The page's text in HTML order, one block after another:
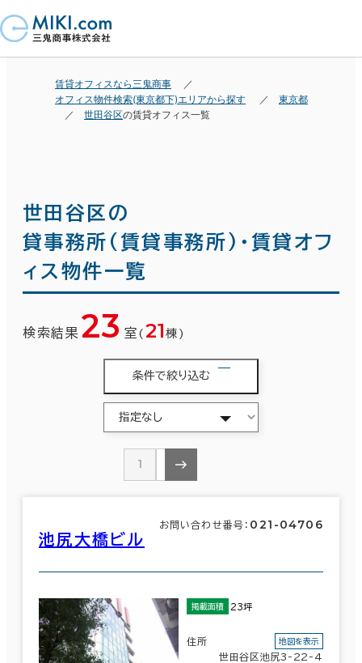
賃貸オフィスなら三鬼商事
オフィス物件検索(東京都下)エリアから探す
東京都
世田谷区の賃貸オフィス一覧
世田谷区の
貸事務所(賃貸事務所)・賃貸オフ
ィス物件一覧
検索結果 23 室 ( 21棟)
条件で絞り込む
1 2
池尻大橋ビル
お問い合わせ番号： 021-04706
掲載面積 23坪
住所
世田谷区池尻3-22-4
地図を表示